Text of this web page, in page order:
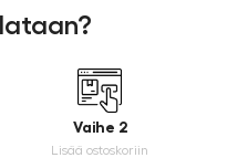
Vaihe 2
Lisää ostoskoriin